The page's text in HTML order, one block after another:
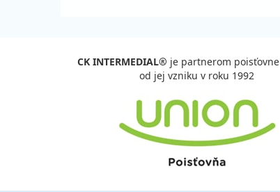
CK INTERMEDIAL® je partnerom poisťovne
od jej vzniku v roku 1992